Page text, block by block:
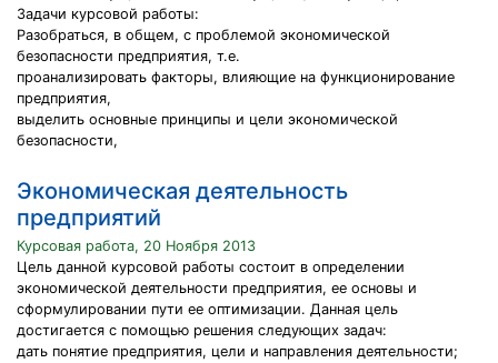
Задачи курсовой работы:
Разобраться, в общем, с проблемой экономической
безопасности предприятия, т.е.
проанализировать факторы, влияющие на функционирование
предприятия,
выделить основные принципы и цели экономической
безопасности,
Экономическая деятельность
предприятий
Курсовая работа, 20 Ноября 2013
Цель данной курсовой работы состоит в определении
экономической деятельности предприятия, ее основы и
сформулировании пути ее оптимизации. Данная цель
достигается с помощью решения следующих задач:
дать понятие предприятия, цели и направления деятельности;